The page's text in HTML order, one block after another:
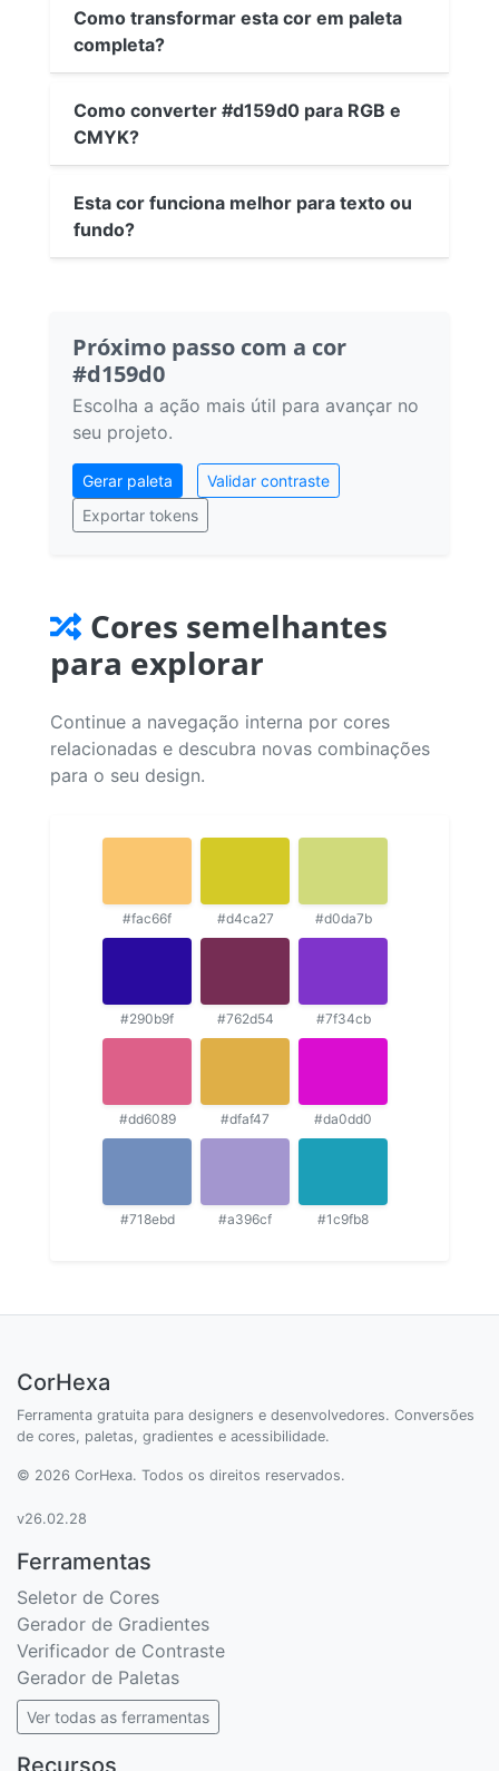
Como transformar esta cor em paleta
completa?
Como converter #d159d0 para RGB e
CMYK?
Esta cor funciona melhor para texto ou
fundo?
Próximo passo com a cor
#d159d0
Escolha a ação mais útil para avançar no
seu projeto.
Gerar paleta
Validar contraste
Exportar tokens
Cores semelhantes
para explorar
Continue a navegação interna por cores
relacionadas e descubra novas combinações
para o seu design.
#fac66f #d4ca27 #d0da7b
#290b9f #762d54 #7f34cb
#dd6089 #dfaf47 #da0dd0
#718ebd #a396cf #1c9fb8
CorHexa
Ferramenta gratuita para designers e desenvolvedores. Conversões
de cores, paletas, gradientes e acessibilidade.
© 2026 CorHexa. Todos os direitos reservados.
v26.02.28
Ferramentas
Seletor de Cores
Gerador de Gradientes
Verificador de Contraste
Gerador de Paletas
Ver todas as ferramentas
Recursos